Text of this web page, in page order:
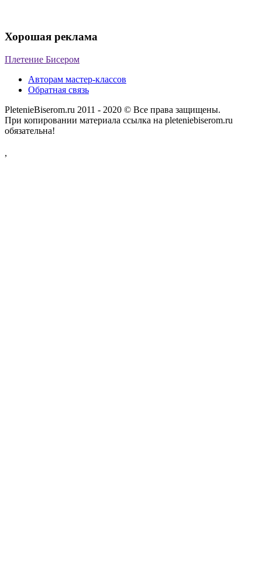
Хорошая реклама
Плетение Бисером
Авторам мастер-классов
Обратная связь
PletenieBiserom.ru 2011 - 2020 © Все права защищены.
При копировании материала ссылка на pleteniebiserom.ru
обязательна!
,